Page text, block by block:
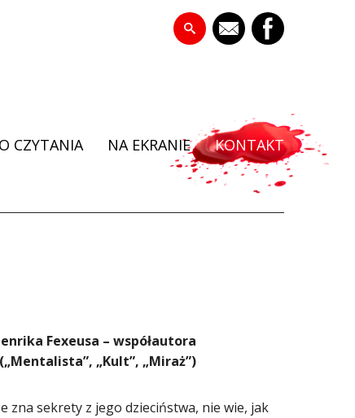
CZYTANIA NA EKRANIE KONTAKT
Fexeusa – współautora
„Kult”, „Miraż”)
zna sekrety z jego dzieciństwa, nie wie, jak